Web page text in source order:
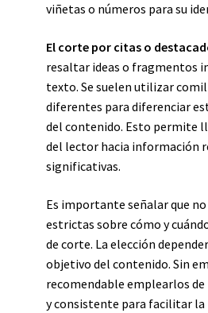
viñetas o números para su
El corte por citas o
resaltar ideas o fragmentos
texto. Se suelen utilizar
diferentes para diferenciar
del contenido. Esto permite
del lector hacia información
significativas.
Es importante señalar que
estrictas sobre cómo y
de corte. La elección
objetivo del contenido. Sin
recomendable emplearlos
y consistente para facilitar la